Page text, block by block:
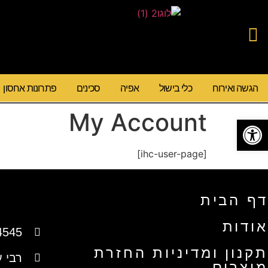
הגשה ואירוח כלי בישול אפיה סכינים פתרונות אחסון
My Account
[ihc-user-page]
דף הבית
אודות
תקנון ומדיניות החזרת
רבי
פתח סרגל נגישות